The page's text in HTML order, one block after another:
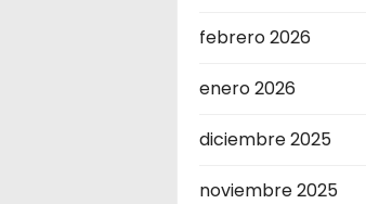
febrero 2026
enero 2026
diciembre 2025
noviembre 2025